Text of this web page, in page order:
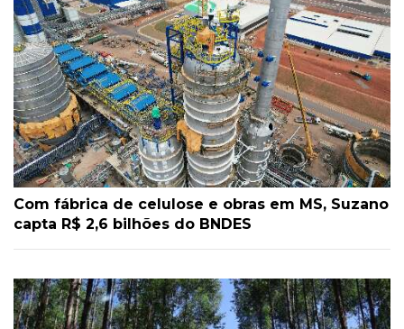
Com fábrica de celulose e obras em MS, Suzano
capta R$ 2,6 bilhões do BNDES